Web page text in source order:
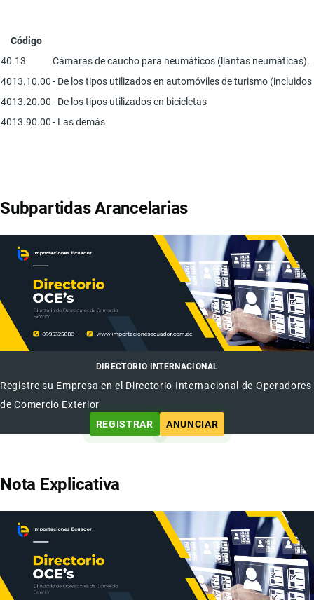
Código
40.13
Cámaras de caucho para neumáticos (llantas neumáticas).
4013.10.00- De los tipos utilizados en automóviles de turismo
4013.20.00- De los tipos utilizados en bicicletas
4013.90.00- Las demás
Subpartidas Arancelarias
DIRECTORIO INTERNACIONAL
Registre su Empresa en el Directorio Internacional de Operadores
de Comercio Exterior
REGISTRAR
ANUNCIAR
Nota Explicativa